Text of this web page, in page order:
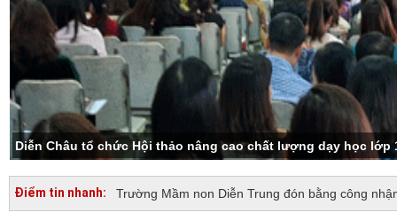
Diễn Châu tổ chức Hội thảo nâng cao chất lượng dạy học lớp
Điểm tin nhanh: Trường Mầm non Diễn Trung đón bằng công